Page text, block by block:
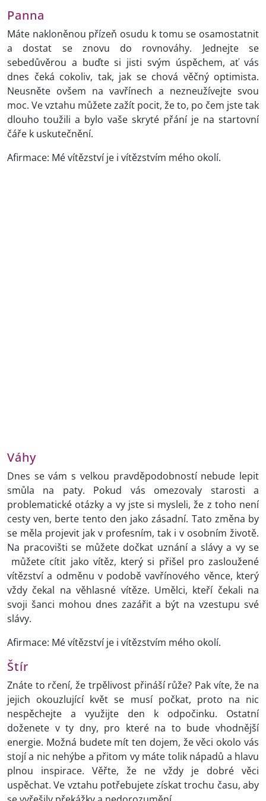
Panna
Máte nakloněnou přízeň osudu k tomu se osamostatnit
a dostat se znovu do rovnováhy. Jednejte se
sebedůvěrou a buďte si jisti svým úspěchem, ať vás
dnes čeká cokoliv, tak, jak se chová věčný optimista.
Neusněte ovšem na vavřínech a nezneužívejte svou
moc. Ve vztahu můžete zažít pocit, že to, po čem jste tak
dlouho toužili a bylo vaše skryté přání je na startovní
čáře k uskutečnění.
Afirmace: Mé vítězství je i vítězstvím mého okolí.
Váhy
Dnes se vám s velkou pravděpodobností nebude lepit
smůla na paty. Pokud vás omezovaly starosti a
problematické otázky a vy jste si mysleli, že z toho není
cesty ven, berte tento den jako zásadní. Tato změna by
se měla projevit jak v profesním, tak i v osobním životě.
Na pracovišti se můžete dočkat uznání a slávy a vy se
můžete cítit jako vítěz, který si přišel pro zasloužené
vítězství a odměnu v podobě vavřínového věnce, který
vždy čekal na věhlasné vítěze. Umělci, kteří čekali na
svoji šanci mohou dnes zazářit a být na vzestupu své
slávy.
Afirmace: Mé vítězství je i vítězstvím mého okolí.
Štír
Znáte to rčení, že trpělivost přináší růže? Pak víte, že na
jejich okouzlující květ se musí počkat, proto na nic
nespěchejte a využijte den k odpočinku. Ostatní
doženete v ty dny, pro které na to bude vhodnější
energie. Možná budete mít ten dojem, že věci okolo vás
stojí a nic nehýbe a přitom vy máte tolik nápadů a hlavu
plnou inspirace. Věřte, že ne vždy je dobré věci
uspěchat. Ve vztahu potřebujete získat trochu času, aby